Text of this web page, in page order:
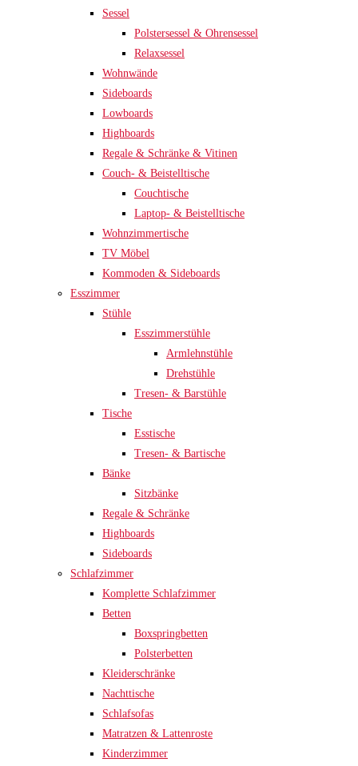
Sessel
Polstersessel & Ohrensessel
Relaxsessel
Wohnwände
Sideboards
Lowboards
Highboards
Regale & Schränke & Vitinen
Couch- & Beistelltische
Couchtische
Laptop- & Beistelltische
Wohnzimmertische
TV Möbel
Kommoden & Sideboards
Esszimmer
Stühle
Esszimmerstühle
Armlehnstühle
Drehstühle
Tresen- & Barstühle
Tische
Esstische
Tresen- & Bartische
Bänke
Sitzbänke
Regale & Schränke
Highboards
Sideboards
Schlafzimmer
Komplette Schlafzimmer
Betten
Boxspringbetten
Polsterbetten
Kleiderschränke
Nachttische
Schlafsofas
Matratzen & Lattenroste
Kinderzimmer